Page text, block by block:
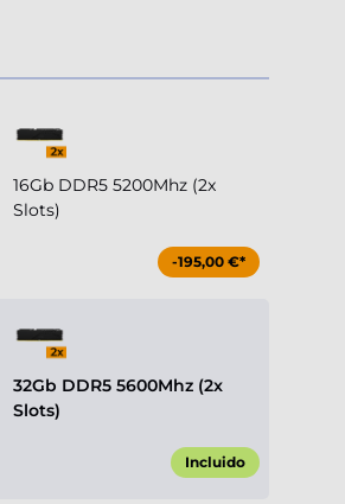
16Gb DDR5 5200Mhz (2x
Slots)
-195,00 €*
32Gb DDR5 5600Mhz (2x
Slots)
Incluido